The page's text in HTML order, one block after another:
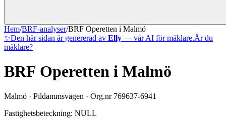
Hem/BRF-analyser/BRF Operetten i Malmö
✨Den här sidan är genererad av Elly — vår AI för mäklare.Är du
mäklare?
BRF Operetten i Malmö
Malmö · Pildammsvägen · Org.nr 769637-6941
Fastighetsbeteckning: NULL